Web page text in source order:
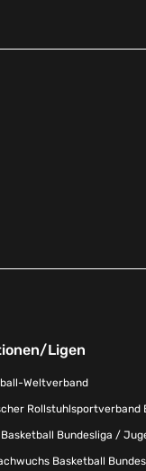
Ligen
Weltverband
Rollstuhlsportverband
Bundesliga /
Basketball